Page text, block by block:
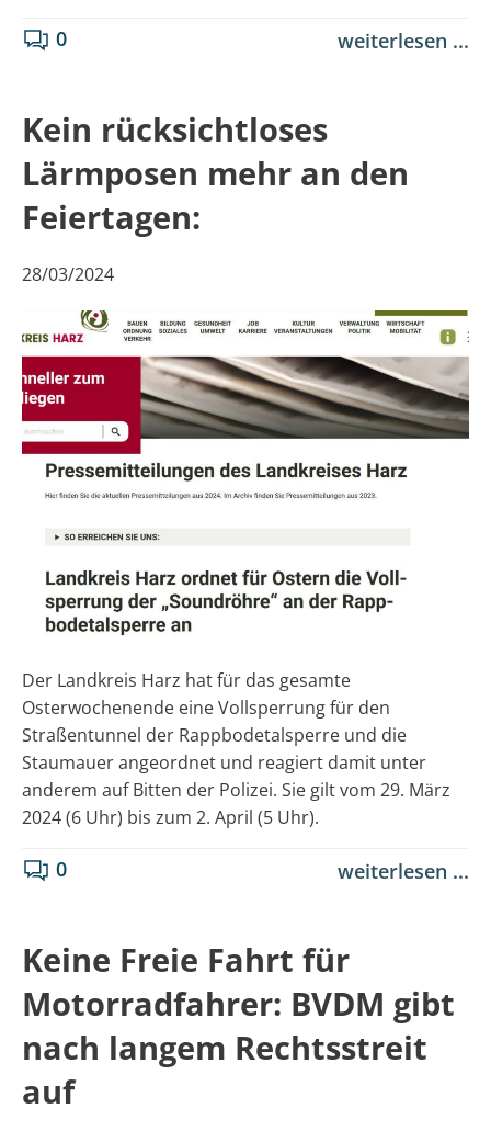
0 weiterlesen ...
Kein rücksichtloses
Lärmposen mehr an den
Feiertagen:
28/03/2024
Der Landkreis Harz hat für das gesamte
Osterwochenende eine Vollsperrung für den
Straßentunnel der Rappbodetalsperre und die
Staumauer angeordnet und reagiert damit unter
anderem auf Bitten der Polizei. Sie gilt vom 29. März
2024 (6 Uhr) bis zum 2. April (5 Uhr).
0 weiterlesen ...
Keine Freie Fahrt für
Motorradfahrer: BVDM gibt
nach langem Rechtsstreit
auf